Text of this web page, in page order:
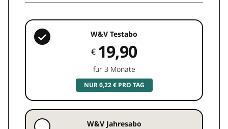
W&V Testabo
€ 19,90
für 3 Monate
NUR 0,22 € PRO TAG
W&V Jahresabo